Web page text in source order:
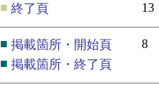
■ 終了頁 13
■ 掲載箇所・開始頁
8
■ 掲載箇所・終了頁